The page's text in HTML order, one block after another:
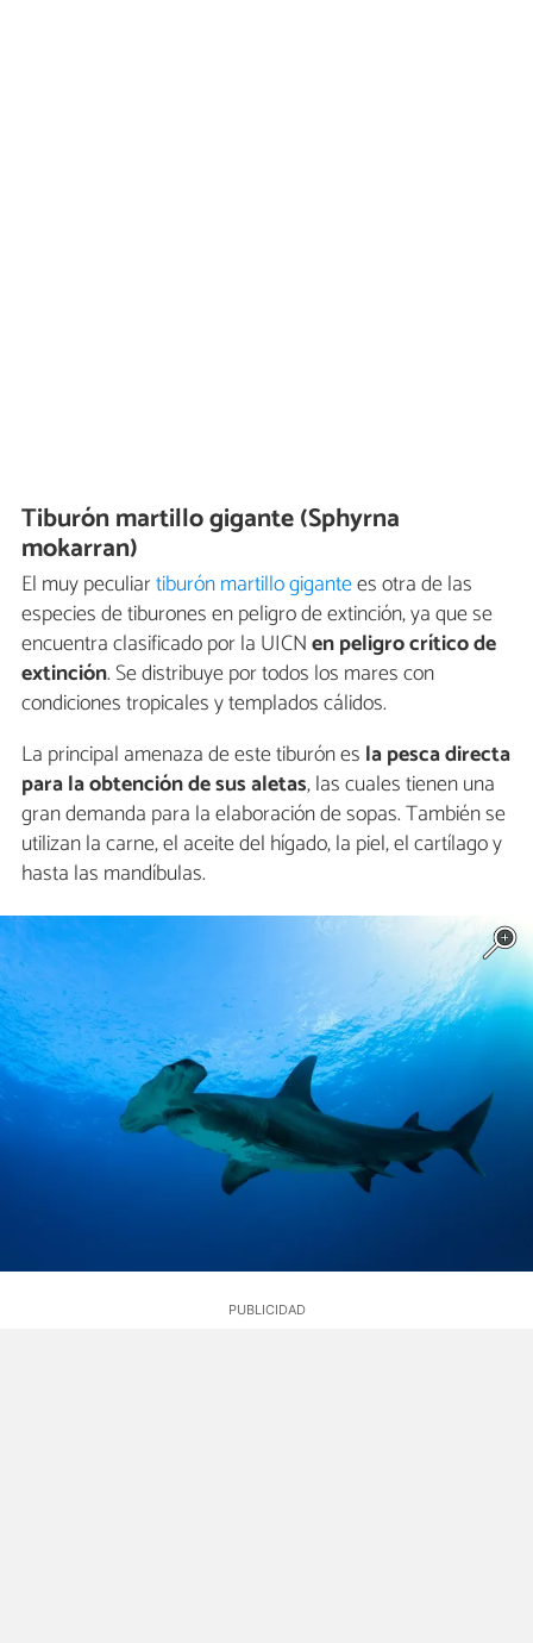
Tiburón martillo gigante (Sphyrna
mokarran)
El muy peculiartiburón martillo gigantees otra de las
especies de tiburones en peligro de extinción, ya que se
encuentra clasificado por la UICNen peligro crítico de
extinción. Se distribuye por todos los mares con
condiciones tropicales y templados cálidos.
La principal amenaza de este tiburón es la pesca directa
para la obtención de sus aletas, las cuales tienen una
gran demanda para la elaboración de sopas. También se
utilizan la carne, el aceite del hígado, la piel, el cartílago y
hasta las mandíbulas.